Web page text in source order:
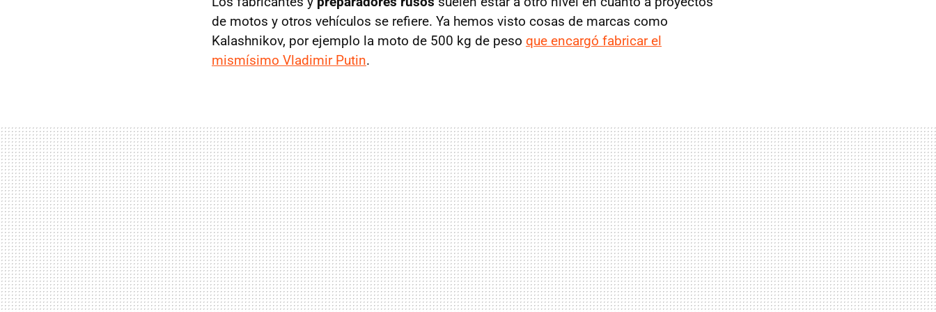
de motos y otros vehículos se refiere. Ya hemos visto cosas de marcas como
Kalashnikov, por ejemplo la moto de 500 kg de peso que encargó fabricar el
mismísimo Vladimir Putin.